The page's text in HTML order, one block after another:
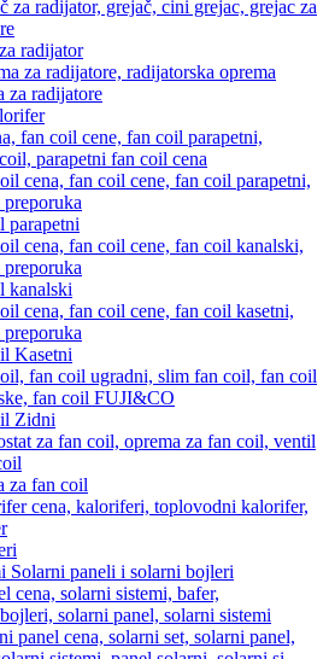
radijator
za radijatore
parapetni
kanalski
Kasetni
Zidni
za fan coil
Solarni paneli i solarni bojleri